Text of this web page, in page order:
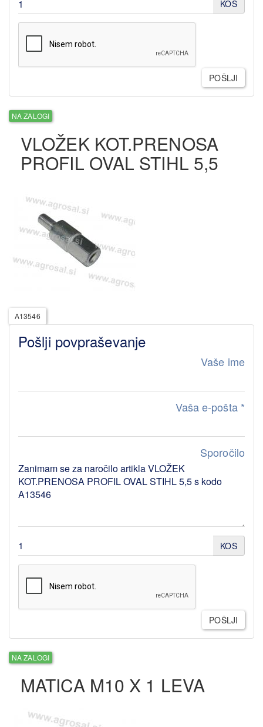
KOS
POŠLJI
NA ZALOGI
VLOŽEK KOT.PRENOSA
PROFIL OVAL STIHL 5,5
A13546
Pošlji povpraševanje
Vaše ime
Vaša e-pošta *
Sporočilo
KOS
POŠLJI
NA ZALOGI
MATICA M10 X 1 LEVA